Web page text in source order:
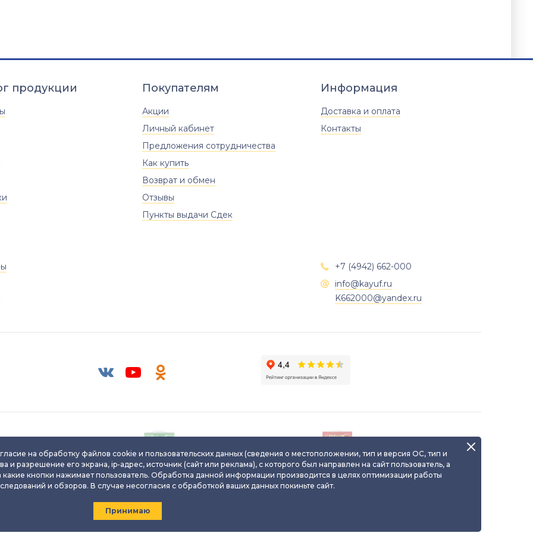
продукции Покупателям
Акции
Личный кабинет
Предложения сотрудничества
Как купить
Возврат и обмен
Отзывы
Пункты выдачи Сдек
Информация
Доставка и оплата
Контакты
 +7 (4942) 662-000

info@kayuf.ru
K662000@yandex.ru
ювелирного изделия
ювелирного изделия
ювелирного изделия
Любое использование либо копирование материалов сайта допускается лишь с
разрешения правообладателя и только с ссылкой на источник:
на обработку файлов cookie и пользовательских данных (сведения о местоположении, тип и версия ОС, тип и
и разрешение его экрана, ip-адрес, источник (сайт или реклама), с которого был направлен на сайт пользователь, а
кнопки нажимает пользователь. Обработка данной информации производится в целях оптимизации работы
и обзоров. В случае несогласия с обработкой ваших данных покиньте сайт.
Принимаю